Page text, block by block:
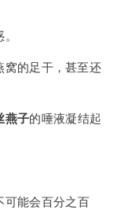
窝的足干，甚至还
燕子的唾液凝结起
可能会百分之百